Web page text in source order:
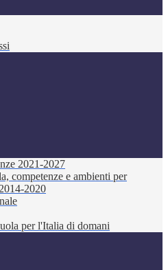
2021-2027
competenze e ambienti per
2020
per l'Italia di domani